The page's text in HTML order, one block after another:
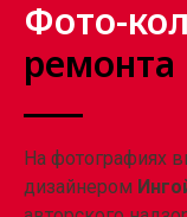
Фото-
ремонта
На фотографиях
дизайнером
проекте. Поможет
концепцию
работ и расскажет
реализации